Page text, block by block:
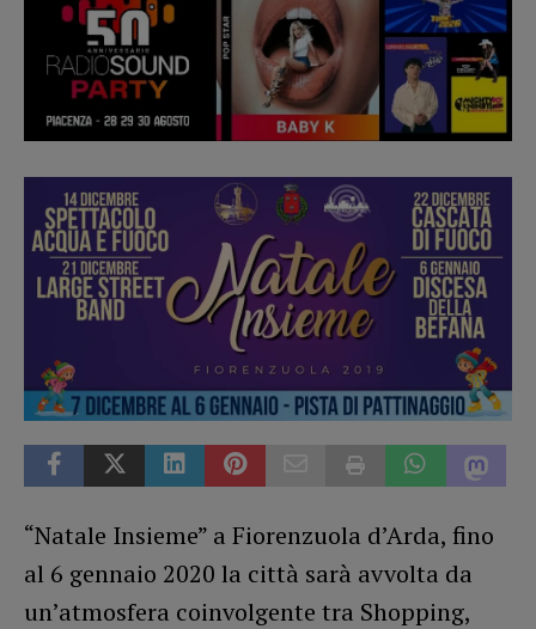
“Natale Insieme” a Fiorenzuola d’Arda, fino
al 6 gennaio 2020 la città sarà avvolta da
un’atmosfera coinvolgente tra Shopping,